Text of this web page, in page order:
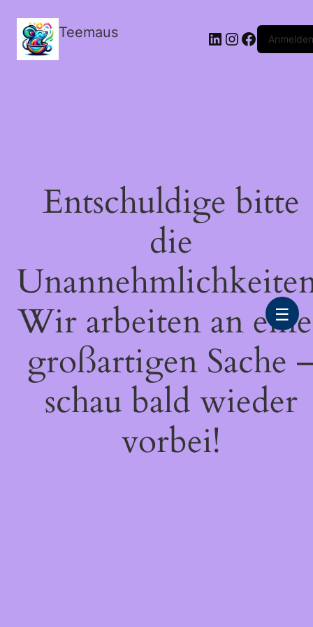
Teemaus LinkedIn
Instagram
FacebookAnmelden
Entschuldige bitte
die
Wir arbeiten an
großartigen Sache
schau bald wieder
vorbei!
☰